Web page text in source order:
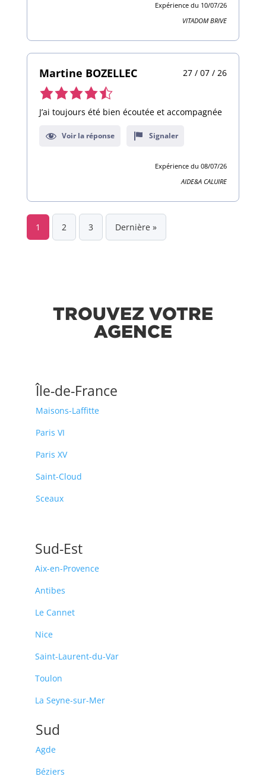
Expérience du 10/07/26
VITADOM BRIVE
Martine BOZELLEC
27 / 07 / 26
Note
de
sur
J’ai toujours été bien écoutée et accompagnée
Voir la réponse Signaler
Expérience du 08/07/26
AIDE&A CALUIRE
1 2 3 Dernière »
TROUVEZ VOTRE
AGENCE
Île-de-France
Maisons-Laffitte
Paris VI
Paris XV
Saint-Cloud
Sceaux
Sud-Est
Aix-en-Provence
Antibes
Le Cannet
Nice
Saint-Laurent-du-Var
Toulon
La Seyne-sur-Mer
Sud
Agde
Béziers